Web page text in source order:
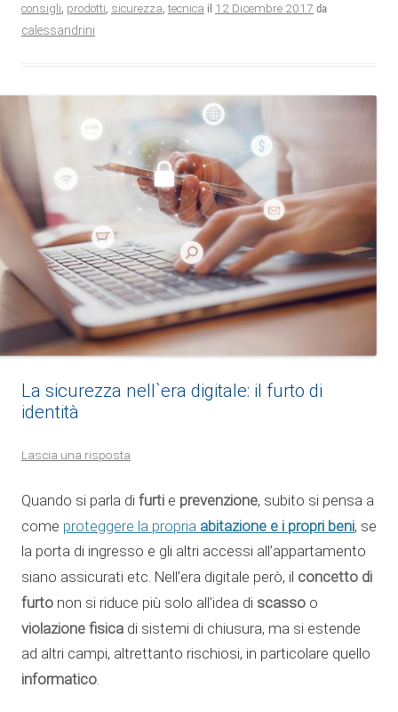
consigli, prodotti, sicurezza, tecnica il 12 Dicembre 2017 da
calessandrini
La sicurezza nell`era digitale: il furto di
identità
Lascia una risposta
Quando si parla di furti e prevenzione, subito si pensa a
come proteggere la propria abitazione e i propri beni, se
la porta di ingresso e gli altri accessi all’appartamento
siano assicurati etc. Nell’era digitale però, il concetto di
furto non si riduce più solo all’idea di scasso o
violazione fisica di sistemi di chiusura, ma si estende
ad altri campi, altrettanto rischiosi, in particolare quello
informatico.